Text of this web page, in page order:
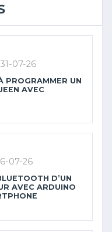
31-07-26
PROGRAMMER UN
AVEC
07-26
D’UN
AVEC ARDUINO